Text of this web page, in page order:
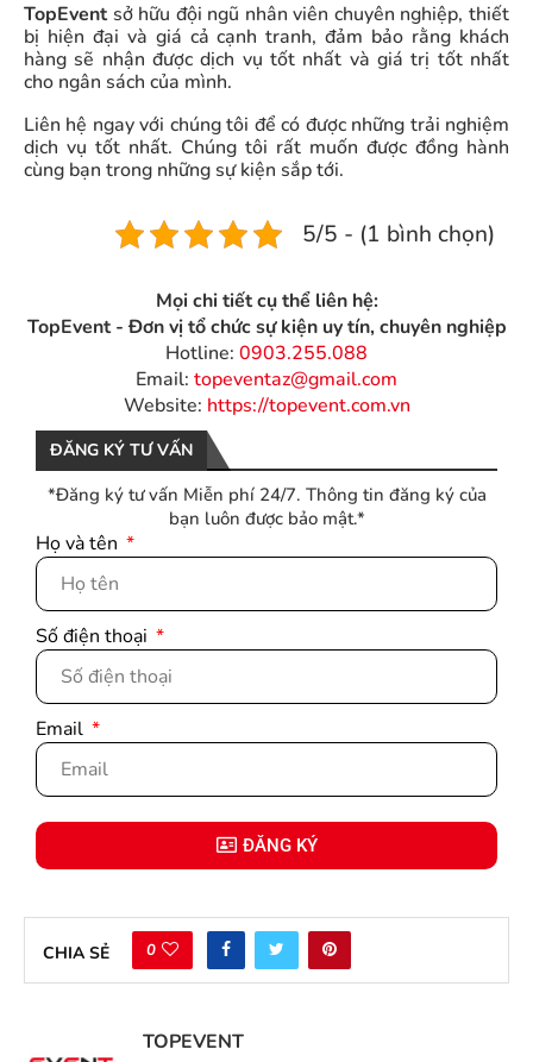
TopEventsở hữu đội ngũ nhân viên chuyên nghiệp, thiết
bị hiện đại và giá cả cạnh tranh, đảm bảo rằng khách
hàng sẽ nhận được dịch vụ tốt nhất và giá trị tốt nhất
cho ngân sách của mình.
Liên hệ ngay với chúng tôi để có được những trải nghiệm
dịch vụ tốt nhất. Chúng tôi rất muốn được đồng hành
cùng bạn trong những sự kiện sắp tới.
5/5 - (1 bình chọn)
Mọi chi tiết cụ thể liên hệ:
TopEvent - Đơn vị tổ chức sự kiện uy tín, chuyên nghiệp
Hotline: 0903.255.088
Email: topeventaz@gmail.com
Website: https://topevent.com.vn
ĐĂNG KÝ TƯ VẤN
*Đăng ký tư vấn Miễn phí 24/7. Thông tin đăng ký của
bạn luôn được bảo mật.*
Họ và tên
Số điện thoại
Email
ĐĂNG KÝ
CHIA SẺ 0
TOPEVENT